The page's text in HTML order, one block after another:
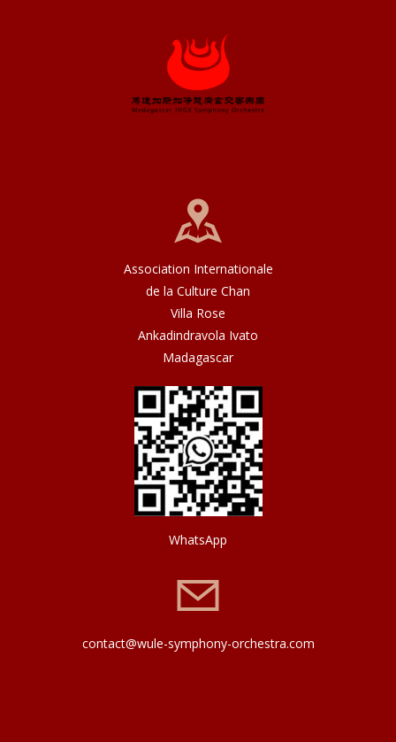
Association Internationale
de la Culture Chan
Villa Rose
Ankadindravola Ivato
Madagascar
WhatsApp
contact@wule-symphony-orchestra.com